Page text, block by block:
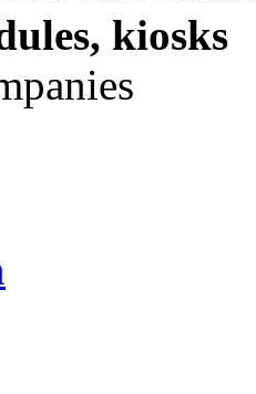
kiosks